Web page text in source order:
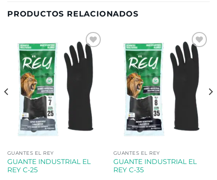
PRODUCTOS RELACIONADOS
Añadir
a la
lista de
GUANTES EL REY
GUANTE INDUSTRIAL EL
REY C-25
Añadir
a la
lista de
GUANTES EL REY
GUANTE INDUSTRIAL EL
REY C-35